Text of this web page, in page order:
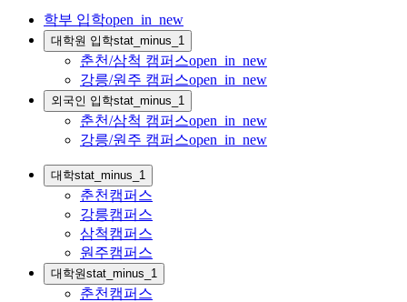
학부 입학open_in_new
대학원 입학stat_minus_1
춘천/삼척 캠퍼스open_in_new
강릉/원주 캠퍼스open_in_new
외국인 입학stat_minus_1
춘천/삼척 캠퍼스open_in_new
강릉/원주 캠퍼스open_in_new
대학stat_minus_1
춘천캠퍼스
강릉캠퍼스
삼척캠퍼스
원주캠퍼스
대학원stat_minus_1
춘천캠퍼스